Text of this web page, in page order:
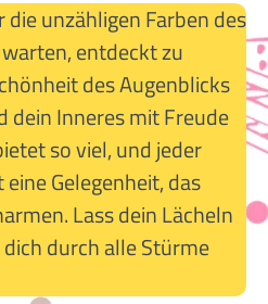
unzähligen Farben des
entdeckt zu
des Augenblicks
dein Inneres mit Freude
so viel, und jeder
Gelegenheit, das
Lass dein Lächeln
durch alle Stürme